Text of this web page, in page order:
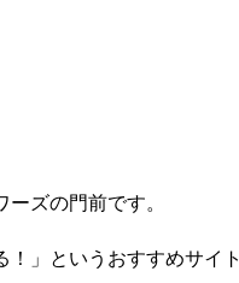
ズの門前です。
」というおすすめサイト